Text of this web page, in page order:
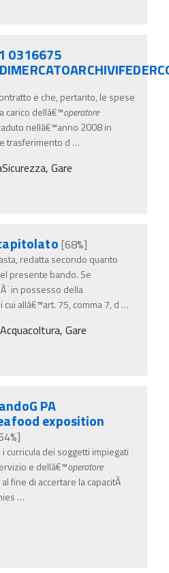
0316675
e che, pertanto, le spese
carico dellâ€™operatore
nellâ€™anno 2008 in
trasferimento d …
Gare
[68%]
redatta secondo quanto
presente bando. Se
in possesso della
allâ€™art. 75, comma 7, d …
Gare
PA
exposition
curricula dei soggetti impiegati
e dellâ€™operatore
fine di accertare la capacitÃ
…